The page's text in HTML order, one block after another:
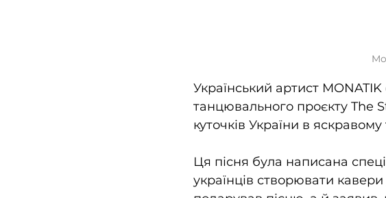
Український артист
танцювального проєкту The
куточків України в
Ця пісня була написана
українців створювати